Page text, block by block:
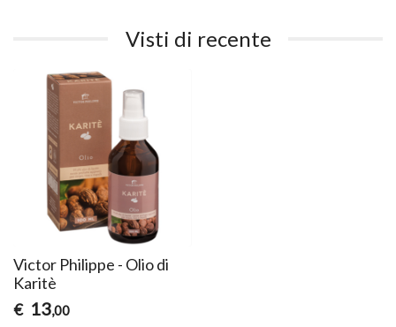
Visti di recente
Victor Philippe - Olio di
Karitè
€ 13,00